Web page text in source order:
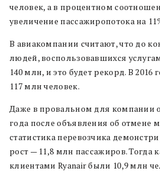
человек, а в процентном
увеличение пассажиропотока на
В авиакомпании считают, что до
людей, воспользовавшихся
140 млн, и это будет рекорд. В 2016
117 млн человек.
Даже в провальном для компании
года после объявления об отмене
статистика перевозчика
рост — 11,8 млн пассажиров. Тогда
клиентами Ryanair были 10,9 млн